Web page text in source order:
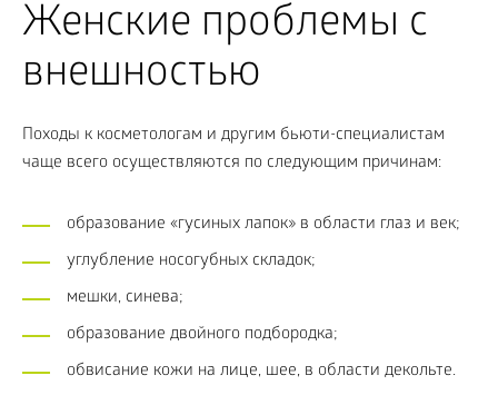
Женские проблемы с
внешностью
Походы к косметологам и другим бьюти-специалистам
чаще всего осуществляются по следующим причинам:
образование «гусиных лапок» в области глаз и век;
углубление носогубных складок;
мешки, синева;
образование двойного подбородка;
обвисание кожи на лице, шее, в области декольте.